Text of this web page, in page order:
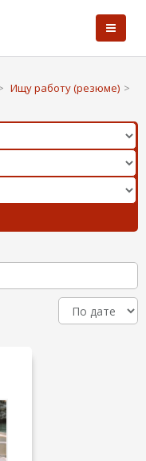
Ищу работу (резюме) >